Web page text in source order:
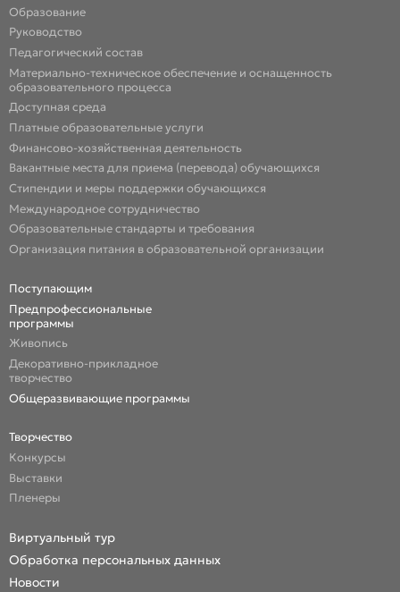
Образование
Руководство
Педагогический состав
Материально-техническое обеспечение и оснащенность
образовательного процесса
Доступная среда
Платные образовательные услуги
Финансово-хозяйственная деятельность
Вакантные места для приема (перевода) обучающихся
Стипендии и меры поддержки обучающихся
Международное сотрудничество
Образовательные стандарты и требования
Организация питания в образовательной организации
Поступающим
Предпрофессиональные
программы
Живопись
Декоративно-прикладное
творчество
Общеразвивающие программы
Творчество
Конкурсы
Выставки
Пленеры
Виртуальный тур
Обработка персональных данных
Новости